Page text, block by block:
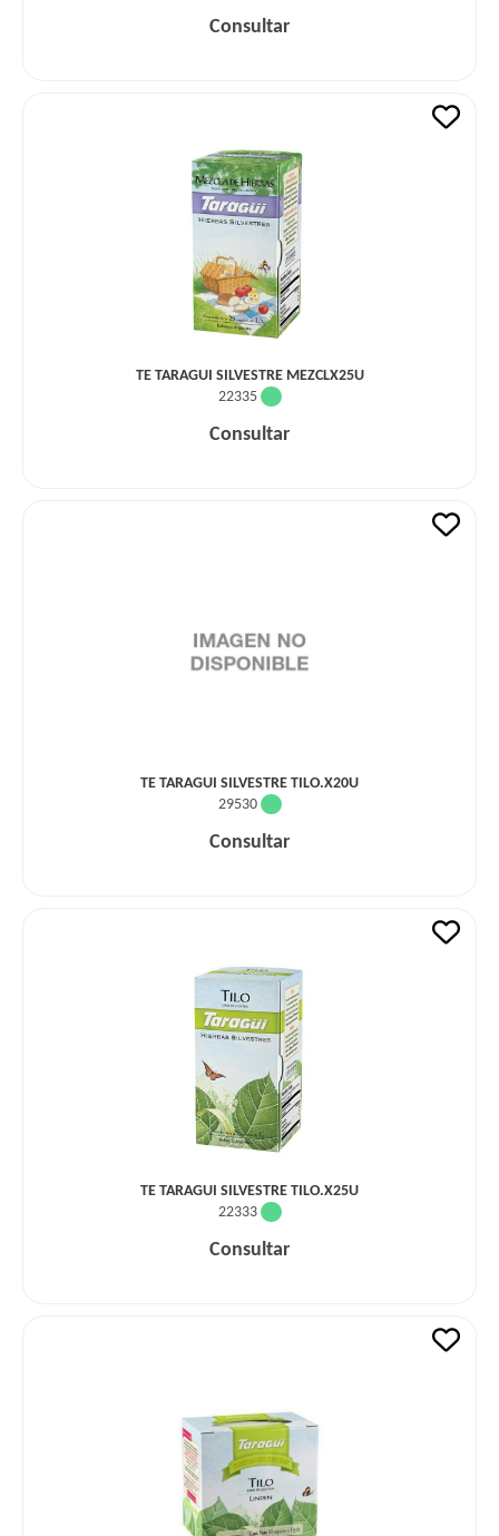
Consultar
TE TARAGUI SILVESTRE MEZCLX25U
22335
Consultar
TE TARAGUI SILVESTRE TILO.X20U
29530
Consultar
TE TARAGUI SILVESTRE TILO.X25U
22333
Consultar